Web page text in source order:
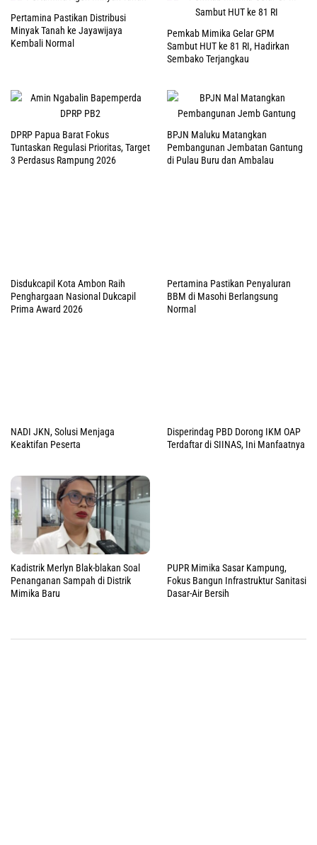
Pertamina Pastikan Distribusi
Minyak Tanah ke Jayawijaya
Kembali Normal
Pemkab Mimika Gelar GPM
Sambut HUT ke 81 RI, Hadirkan
Sembako Terjangkau
DPRP Papua Barat Fokus
Tuntaskan Regulasi Prioritas, Target
3 Perdasus Rampung 2026
BPJN Maluku Matangkan
Pembangunan Jembatan Gantung
di Pulau Buru dan Ambalau
Disdukcapil Kota Ambon Raih
Penghargaan Nasional Dukcapil
Prima Award 2026
Pertamina Pastikan Penyaluran
BBM di Masohi Berlangsung
Normal
NADI JKN, Solusi Menjaga
Keaktifan Peserta
Disperindag PBD Dorong IKM OAP
Terdaftar di SIINAS, Ini Manfaatnya
Kadistrik Merlyn Blak-blakan Soal
Penanganan Sampah di Distrik
Mimika Baru
PUPR Mimika Sasar Kampung,
Fokus Bangun Infrastruktur Sanitasi
Dasar-Air Bersih